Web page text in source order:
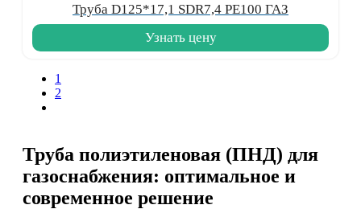
Труба D125*17,1 SDR7,4 PE100 ГАЗ
Узнать цену
1
2
Труба полиэтиленовая (ПНД) для
газоснабжения: оптимальное и
современное решение